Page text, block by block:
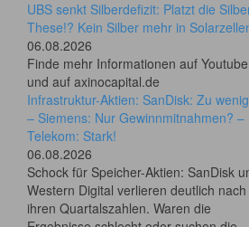
UBS senkt Silberdefizit: Platzt die
These!? Kein Silber mehr in
06.08.2026
Finde mehr Informationen auf Youtube
und auf axinocapital.de
Infrastruktur-Aktien: SanDisk: Zu
– Siemens: Nur Gewinnmitnahmen? –
Telekom: Stark!
06.08.2026
Schock für Speicher-Aktien: SanDisk
Western Digital verlieren deutlich nach
ihren Quartalszahlen. Waren die